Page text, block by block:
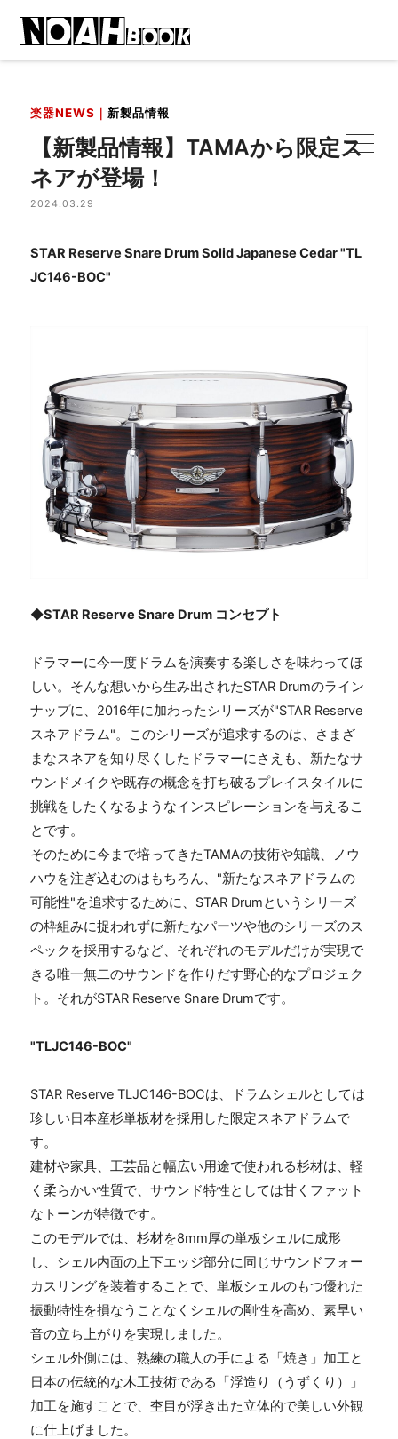
楽器NEWS｜新製品情報
【新製品情報】TAMAから限定ス
ネアが登場！
2024.03.29
STAR Reserve Snare Drum Solid Japanese Cedar"TL
JC146-BOC"
◆STAR Reserve Snare Drum コンセプト
ドラマーに今一度ドラムを演奏する楽しさを味わってほ
しい。そんな想いから生み出されたSTAR Drumのライン
ナップに、 2016年に加わったシリーズが"STAR Reserve
スネアドラム"。このシリーズが追求するのは、さまざ
まなスネアを知り尽くしたドラマーにさえも、新たなサ
ウンドメイクや既存の概念を打ち破るプレイスタイルに
挑戦をしたくなるようなインスピレーションを与えるこ
とです。
そのために今まで培ってきたTAMAの技術や知識、ノウ
ハウを注ぎ込むのはもちろん、"新たなスネアドラムの
可能性"を追求するために、 STAR Drumというシリーズ
の枠組みに捉われずに新たなパーツや他のシリーズのス
ペックを採用するなど、それぞれのモデルだけが実現で
きる唯一無二のサウンドを作りだす野心的なプロジェク
ト。それがSTAR Reserve Snare Drumです。
"TLJC146-BOC"
STAR Reserve TLJC146-BOCは、ドラムシェルとしては
珍しい日本産杉単板材を採用した限定スネアドラムで
す。
建材や家具、工芸品と幅広い用途で使われる杉材は、軽
く柔らかい性質で、サウンド特性としては甘くファット
なトーンが特徴です。
このモデルでは、杉材を8mm厚の単板シェルに成形
し、シェル内面の上下エッジ部分に同じサウンドフォー
カスリングを装着することで、単板シェルのもつ優れた
振動特性を損なうことなくシェルの剛性を高め、素早い
音の立ち上がりを実現しました。
シェル外側には、熟練の職人の手による「焼き」加工と
日本の伝統的な木工技術である「浮造り（うずくり）」
加工を施すことで、杢目が浮き出た立体的で美しい外観
に仕上げました。